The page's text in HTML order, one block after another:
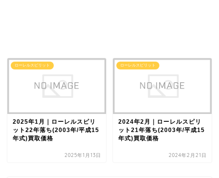
ローレルスピリット
2025年1月｜ローレルスピリ
ット22年落ち(2003年/平成15
年式)買取価格
2025年1月13日
ローレルスピリット
2024年2月｜ローレルスピリ
ット21年落ち(2003年/平成15
年式)買取価格
2024年2月21日